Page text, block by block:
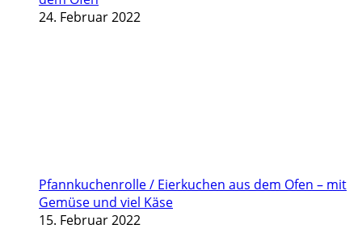
24. Februar 2022
Pfannkuchenrolle / Eierkuchen aus dem Ofen – mit
Gemüse und viel Käse
15. Februar 2022